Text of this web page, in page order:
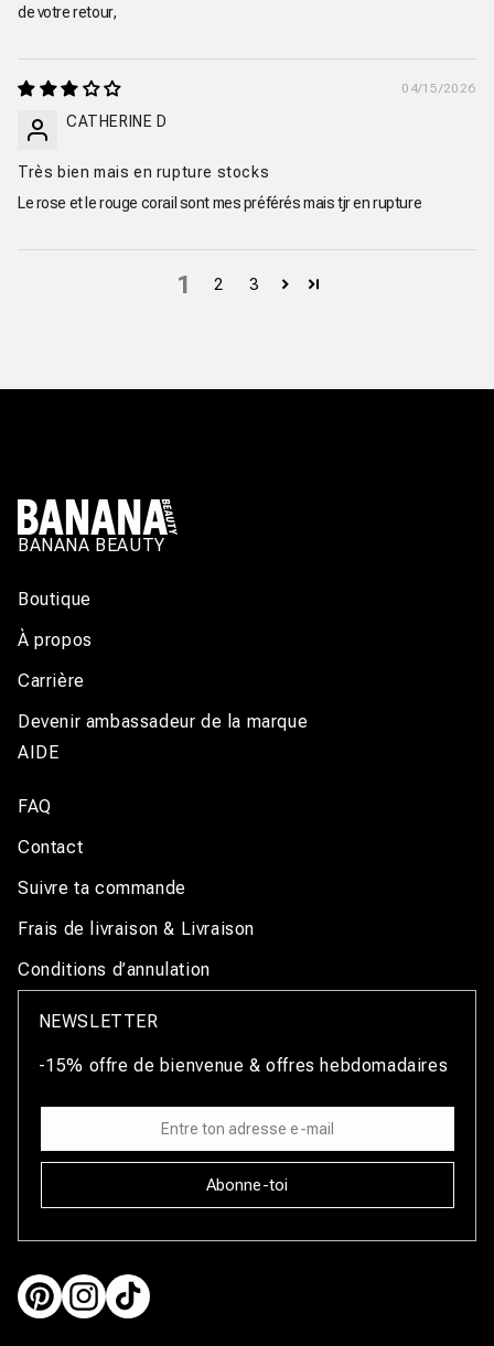
de votre retour,
04/15/2026
CATHERINE D
Très bien mais en rupture stocks
Le rose et le rouge corail sont mes préférés mais tjr en rupture
1 2 3
BANANA BEAUTY
Boutique
À propos
Carrière
Devenir ambassadeur de la marque
AIDE
FAQ
Contact
Suivre ta commande
Frais de livraison & Livraison
Conditions d’annulation
NEWSLETTER
-15% offre de bienvenue & offres hebdomadaires
Abonne-toi
PinterestInstagramTikTok